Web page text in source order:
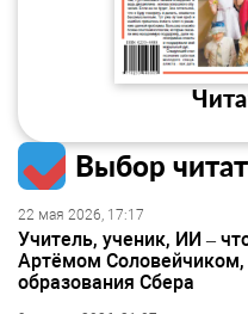
Выбор
22 мая 2026, 17:17
Учитель, ученик, ИИ –
Артёмом Соловейчиком,
образования Сбера